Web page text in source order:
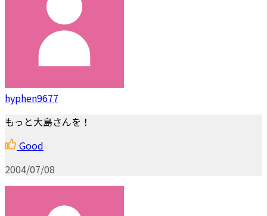
hyphen9677
もっと大島さんを！
Good
2004/07/08